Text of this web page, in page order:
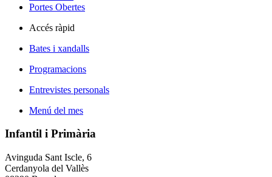
Portes Obertes
Accés ràpid
Bates i xandalls
Programacions
Entrevistes personals
Menú del mes
Infantil i Primària
Avinguda Sant Iscle, 6
Cerdanyola del Vallès